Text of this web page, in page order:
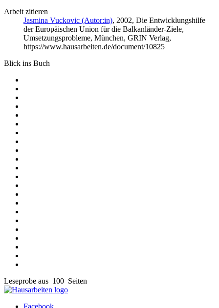
Arbeit zitieren
Jasmina Vuckovic (Autor:in), 2002, Die Entwicklungshilfe
der Europäischen Union für die Balkanländer-Ziele,
Umsetzungsprobleme, München, GRIN Verlag,
https://www.hausarbeiten.de/document/10825
Blick ins Buch
Leseprobe aus 100 Seiten